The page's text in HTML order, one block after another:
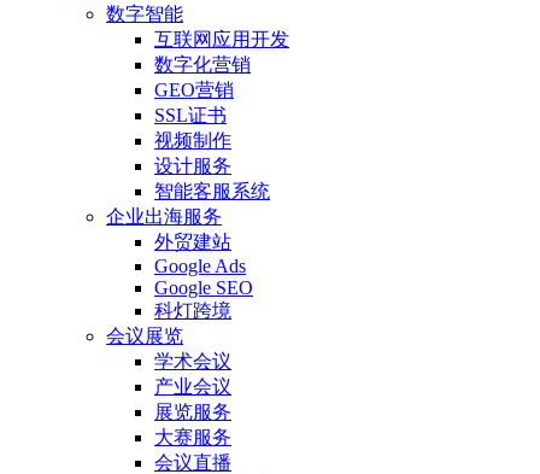
数字智能
互联网应用开发
数字化营销
GEO营销
SSL证书
视频制作
设计服务
智能客服系统
企业出海服务
外贸建站
Google Ads
Google SEO
科灯跨境
会议展览
学术会议
产业会议
展览服务
大赛服务
会议直播